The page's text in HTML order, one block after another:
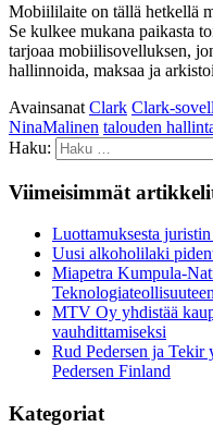
Mobiililaite on tällä hetkellä
Se kulkee mukana paikasta
tarjoaa mobiilisovelluksen,
hallinnoida, maksaa ja
Avainsanat Clark Clark-
NinaMalinen talouden
Haku:
Viimeisimmät
Luottamuksesta
Uusi alkoholilaki
Miapetra Kumpula-
Teknologiateollisuuteen
MTV Oy yhdistää
vauhdittamiseksi
Rud Pedersen ja
Pedersen Finland
Kategoriat